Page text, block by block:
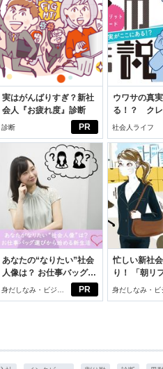
PR
実はがんばりすぎ？新社
会人『お疲れ度』診断
診断
ウワサの真
る！？ クレ
ドの都市伝説
社会人ライフ
PR
あなたの“なりたい”社会
人像は？ お仕事バッグ選
びから始める新生活
身だしなみ・ビジネ
スアイテム
忙しい新社
り！ 「朝リ
じめよう。
イケアして
身だしなみ・ビ
スアイテム